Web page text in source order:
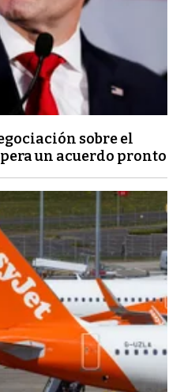
sobre el
un acuerdo pronto